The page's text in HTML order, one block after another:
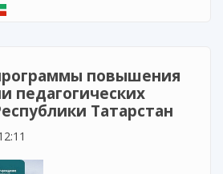
«Детский сад дома»
повышения
педагогических
Татарстан